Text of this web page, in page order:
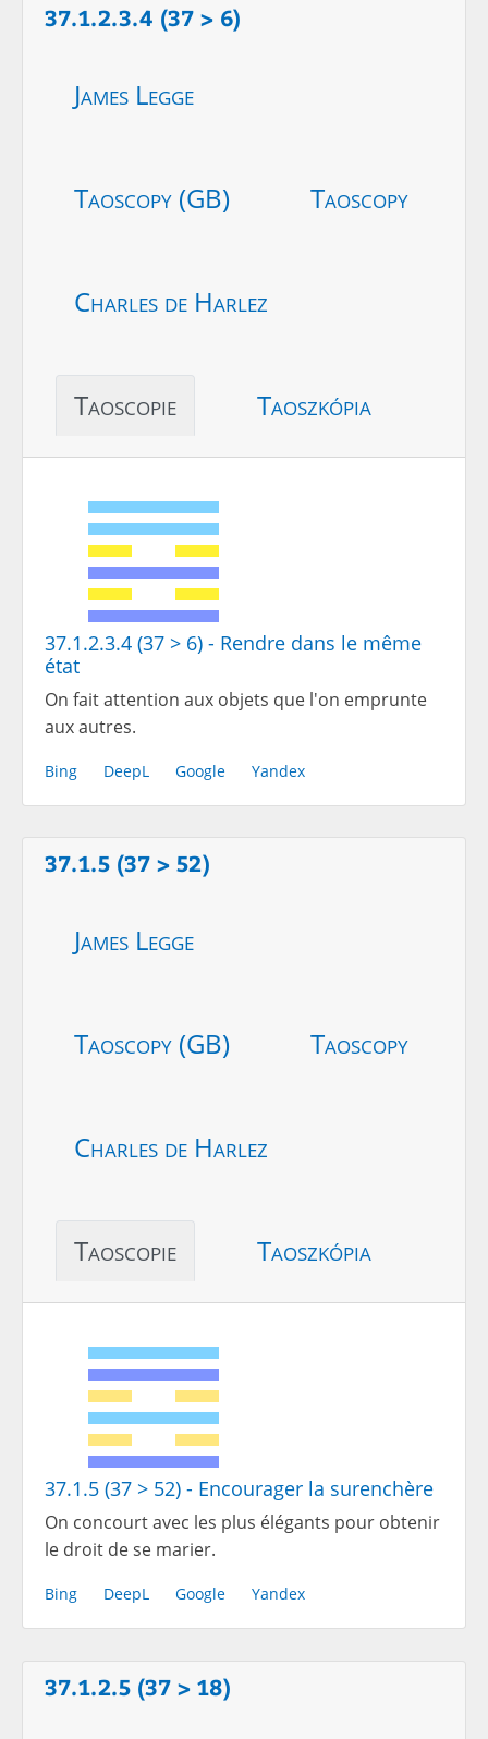
37.1.2.3.4 (37 > 6)
James Legge
Taoscopy (GB) Taoscopy
Charles de Harlez
Taoscopie Taoszkópia
37.1.2.3.4 (37 > 6) - Rendre dans le même
état
On fait attention aux objets que l'on emprunte
aux autres.
Bing DeepL Google Yandex
37.1.5 (37 > 52)
James Legge
Taoscopy (GB) Taoscopy
Charles de Harlez
Taoscopie Taoszkópia
37.1.5 (37 > 52) - Encourager la surenchère
On concourt avec les plus élégants pour obtenir
le droit de se marier.
Bing DeepL Google Yandex
37.1.2.5 (37 > 18)